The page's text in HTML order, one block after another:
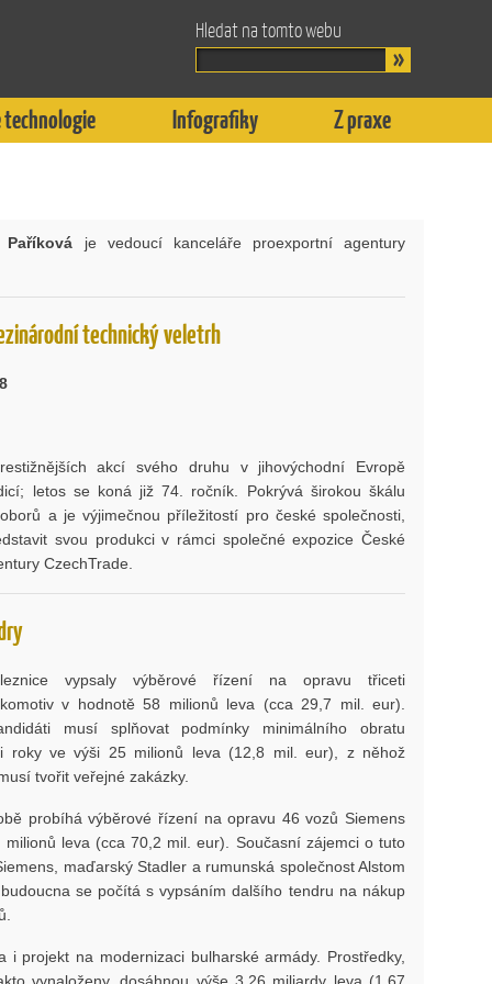
Hledat na tomto webu
technologie Infografiky Z praxe
je vedoucí kanceláře proexportní agentury
technický veletrh
akcí svého druhu v jihovýchodní Evropě
letos se koná již 74. ročník. Pokrývá širokou škálu
a je výjimečnou příležitostí pro české společnosti,
svou produkci v rámci společné expozice České
CzechTrade.
vypsaly výběrové řízení na opravu třiceti
v hodnotě 58 milionů leva (cca 29,7 mil. eur).
musí splňovat podmínky minimálního obratu
roky ve výši 25 milionů leva (12,8 mil. eur), z něhož
tvořit veřejné zakázky.
probíhá výběrové řízení na opravu 46 vozů Siemens
milionů leva (cca 70,2 mil. eur). Současní zájemci o tuto
maďarský Stadler a rumunská společnost Alstom
se počítá s vypsáním dalšího tendru na nákup
i projekt na modernizaci bulharské armády. Prostředky,